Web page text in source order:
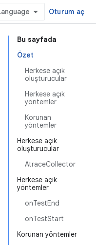
Oturum aç
Bu sayfada
Özet
Herkese açık
oluşturucular
Herkese açık
yöntemler
Korunan
yöntemler
Herkese açık
oluşturucular
AtraceCollector
Herkese açık
yöntemler
onTestEnd
onTestStart
Korunan yöntemler